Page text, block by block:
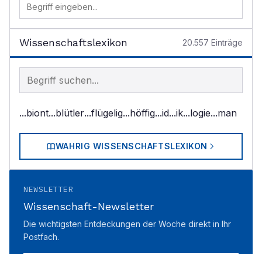
Wissenschaftslexikon 20.557 Einträge
Begriff im Lexikon suchen
...biont...blütler...flügelig...höffig...id...ik...logie...man
WAHRIG WISSENSCHAFTSLEXIKON
NEWSLETTER
Wissenschaft-Newsletter
Die wichtigsten Entdeckungen der Woche direkt in Ihr
Postfach.